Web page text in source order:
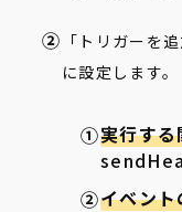
「トリガーを
に設定します。
実行す
イベン